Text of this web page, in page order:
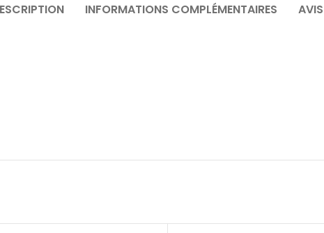
INFORMATIONS COMPLÉMENTAIRES